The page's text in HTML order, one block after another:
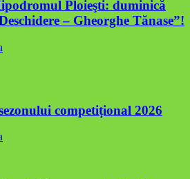
Ploieşti: duminică
– Gheorghe Tănase”!
competițional 2026